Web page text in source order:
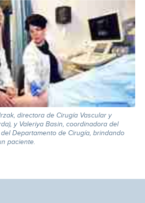
directora de Cirugía Vascular y
y Valeriya Basin, coordinadora del
Departamento de Cirugía, brindando
paciente.